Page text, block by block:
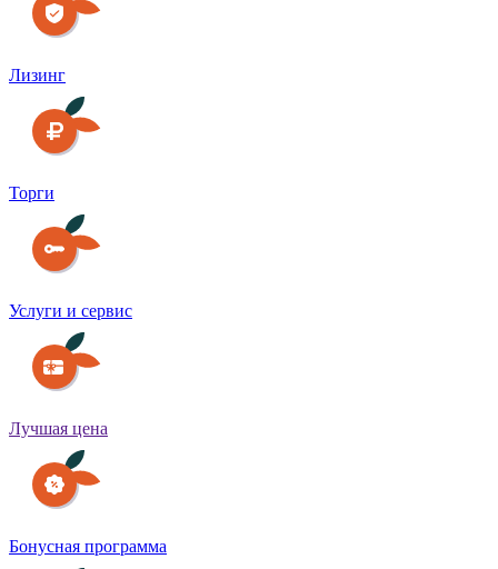
Лизинг
Торги
Услуги и сервис
Лучшая цена
Бонусная программа